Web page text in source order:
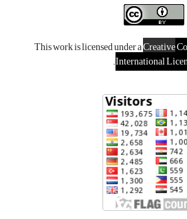
This work is licensed under aCreative
International
.